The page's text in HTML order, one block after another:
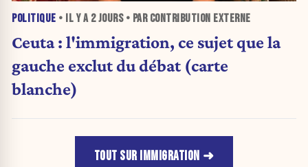
POLITIQUE • IL Y A 2 JOURS• PAR CONTRIBUTION EXTERNE
Ceuta : l'immigration, ce sujet que la
gauche exclut du débat (carte
blanche)
TOUT SUR IMMIGRATION